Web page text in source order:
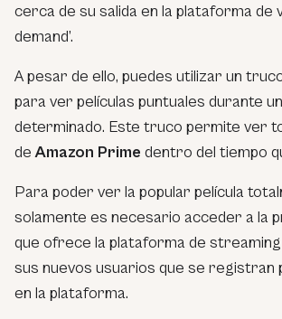
cerca de su salida en la plataforma de
demand’.
A pesar de ello, puedes utilizar un
para ver películas puntuales durante
determinado. Este truco permite ver
deAmazon Prime dentro del tiempo
Para poder ver la popular película
solamente es necesario acceder a la
que ofrece la plataforma de streaming
sus nuevos usuarios que se registran
en la plataforma.